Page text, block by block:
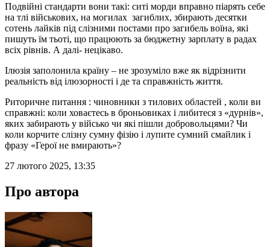
Подвійні стандарти вони такі: ситі морди вправно піарять себе
на тлі військових, на могилах загиблих, збирають десятки
сотень лайків під слізними постами про загибель воїна, які
пишуть їм тьоті, що працюють за бюджетну зарплату в радах
всіх рівнів. А далі- нецікаво.
Ілюзія заполонила країну – не зрозуміло вже як відрізнити
реальність від ілюзорності і де та справжність життя.
Риторичне питання : чиновники з тилових областей , коли ви
справжні: коли ховаєтесь в броньовиках і либитеся з «дурнів»,
яких забирають у військо чи які пішли добровольцями? Чи
коли корчите слізну сумну фізію і лупите сумний смайлик і
фразу «Герої не вмирають»?
27 лютого 2025, 13:35
Про автора